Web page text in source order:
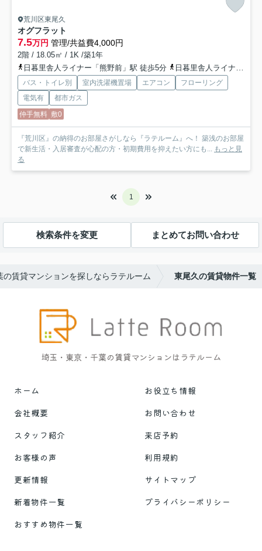
荒川区東尾久
オグフラット
7.5万円 管理/共益費4,000円
2階 / 18.05㎡ / 1K /築1年
日暮里舎人ライナー「熊野前」駅 徒歩5分
日暮里舎人ライナー「赤土小学校前」駅 徒歩7分
バス・トイレ別 室内洗濯機置場 エアコン
フローリング
電気有
都市ガス
仲手無料 敷0
『荒川区』の納得のお部屋さがしなら『ラテルーム』へ！ 築浅のお部屋
で新生活・入居審査が心配の方・初期費用を抑えたい方にも... もっと見
る
1
検索条件を変更 まとめてお問い合わせ
の賃貸マンションを探しならラテルーム 東尾久の賃貸物件一覧
埼玉・東京・千葉の賃貸マンションはラテルーム
ホーム
お役立ち情報
会社概要
お問い合わせ
スタッフ紹介
来店予約
お客様の声
利用規約
更新情報
サイトマップ
新着物件一覧
プライバシーポリシー
おすすめ物件一覧